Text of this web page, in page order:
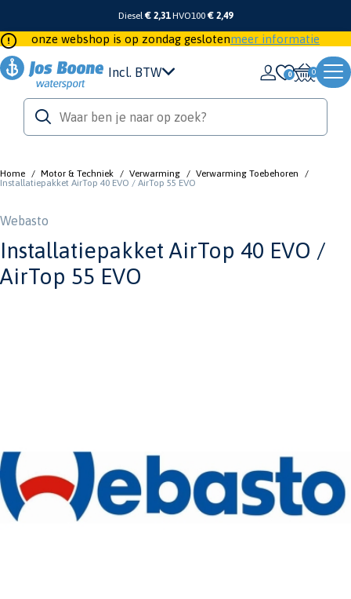
Diesel€ 2,31 HVO100 € 2,49
onze webshop is op zondag geslotenmeer informatie
Incl. BTW 0
Home / Motor & Techniek / Verwarming / Verwarming Toebehoren
/
Installatiepakket AirTop 40 EVO / AirTop 55 EVO
Webasto
Installatiepakket AirTop 40 EVO /
AirTop 55 EVO